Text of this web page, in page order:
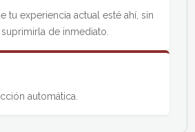
tu experiencia actual esté ahí, sin
de inmediato.
automática.